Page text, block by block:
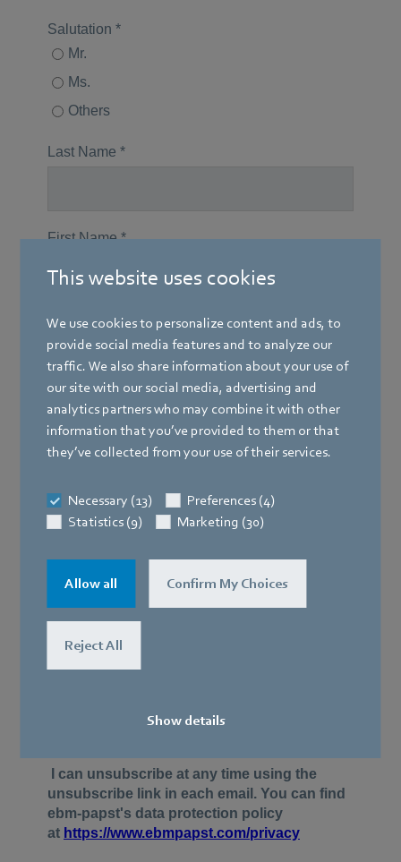
This website uses cookies
We use cookies to personalize content and ads, to
provide social media features and to analyze our
traffic. We also share information about your use of
our site with our social media, advertising and
analytics partners who may combine it with other
information that you’ve provided to them or that
they’ve collected from your use of their services.
Necessary (13)
Preferences (4)
Statistics (9)
Marketing (30)
Allow all Confirm My Choices
Reject All
Show details